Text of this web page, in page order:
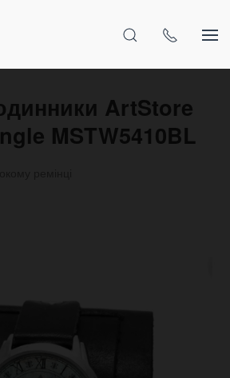
ArtStore
MSTW5410BL